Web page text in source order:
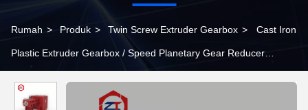
Rumah > Produk > Twin Screw Extruder Gearbox > Cast Iron
Plastic Extruder Gearbox / Speed ​​​​Planetary Gear Reducer